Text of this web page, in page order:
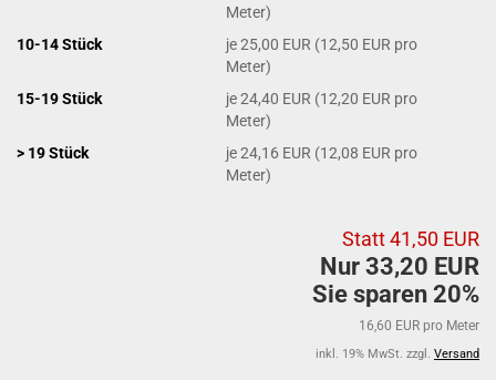
Meter)
10-14 Stück
je 25,00 EUR (12,50 EUR pro
Meter)
15-19 Stück
je 24,40 EUR (12,20 EUR pro
Meter)
> 19 Stück
je 24,16 EUR (12,08 EUR pro
Meter)
Statt 41,50 EUR
Nur 33,20 EUR
Sie sparen 20%
16,60 EUR pro Meter
inkl. 19% MwSt. zzgl. Versand